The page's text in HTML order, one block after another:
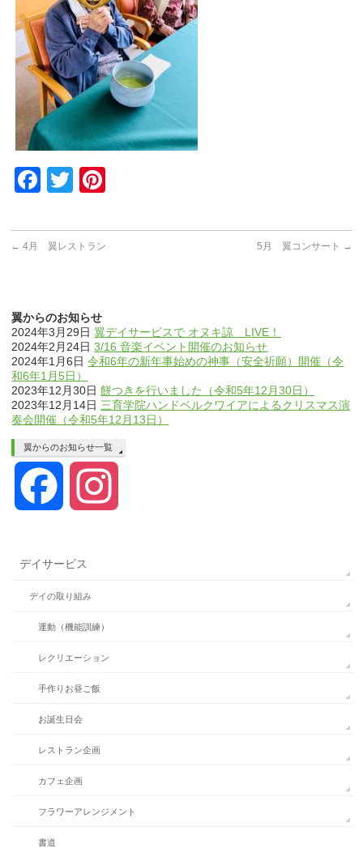
Facebook
Twitter
← 4月 翼レストラン 5月 翼コンサート →
翼からのお知らせ
2024年3月29日 翼デイサービスで オヌキ諒 LIVE！
2024年2月24日 3/16 音楽イベント開催のお知らせ
2024年1月6日 令和6年の新年事始めの神事（安全祈願）開催（令
和6年1月5日）
2023年12月30日 餅つきを行いました（令和5年12月30日）
2023年12月14日 三育学院ハンドベルクワイアによるクリスマス演
奏会開催（令和5年12月13日）
翼からのお知らせ一覧
Facebook
デイサービス
デイの取り組み
運動（機能訓練）
レクリエーション
手作りお昼ご飯
お誕生日会
レストラン企画
カフェ企画
フラワーアレンジメント
書道